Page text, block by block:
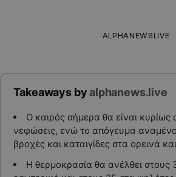
ALPHANEWSLIVE
Takeaways byalphanews.live
Ο καιρός σήμερα θα είναι κυρίως
νεφώσεις, ενώ το απόγευμα
βροχές και καταιγίδες στα ορεινά
Η θερμοκρασία θα ανέλθει στους